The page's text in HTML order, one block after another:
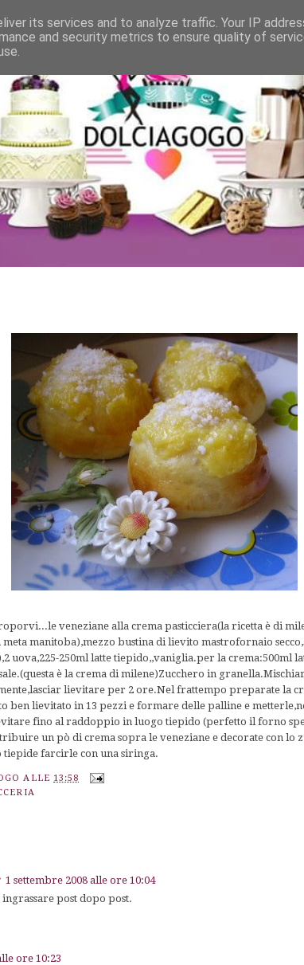
veneziane alla crema pasticciera(la ricetta è di
manitoba),mezzo bustina di lievito mastrofornaio
uova,225-250ml latte tiepido,,vaniglia.per la crema:500ml
è la crema di milene)Zucchero in
lievitare per 2 ore.Nel frattempo preparate la
ben lievitato in 13 pezzi e formare delle palline e
fino al raddoppio in luogo tiepido (perfetto il forno
un pò di crema sopra le veneziane e decorate con
tiepide farcirle con una siringa.
ALLE 13:58
1 settembre 2008 alle ore 10:04
post dopo post.
ore 10:23
its services and to analyze traffic. Your IP
and security metrics to ensure quality of